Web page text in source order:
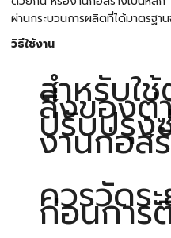
ผ่านกระบวนการผลิตที่ได้มาตรฐา
วิธีใช้งาน
สำหรับใ
สิ่งของต่
ปรับปรุง
งานก่อส
ควรวัดร
ก่อนการ